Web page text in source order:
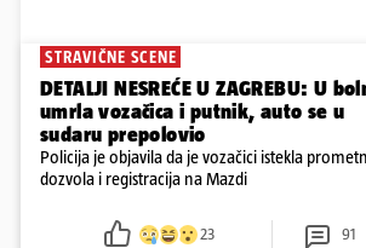
STRAVIČNE SCENE
DETALJI NESREĆE U ZAGREBU: U
umrla vozačica i putnik, auto se u
sudaru prepolovio
Policija je objavila da je vozačici istekla
dozvola i registracija na Mazdi
23 91